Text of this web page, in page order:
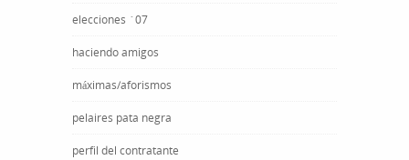
elecciones ´07
haciendo amigos
máximas/aforismos
pelaires pata negra
perfil del contratante